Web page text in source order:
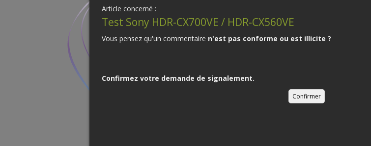
Article concerné :
Test Sony HDR-CX700VE / HDR-CX560VE
Vous pensez qu'un commentaire n'est pas conforme ou est illicite ?
Confirmez votre demande de signalement.